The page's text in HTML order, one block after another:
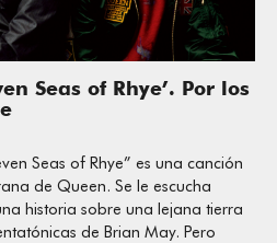
Seas of Rhye’. Por los
Seas of Rhye” es una canción
de Queen. Se le escucha
historia sobre una lejana tierra
de Brian May. Pero